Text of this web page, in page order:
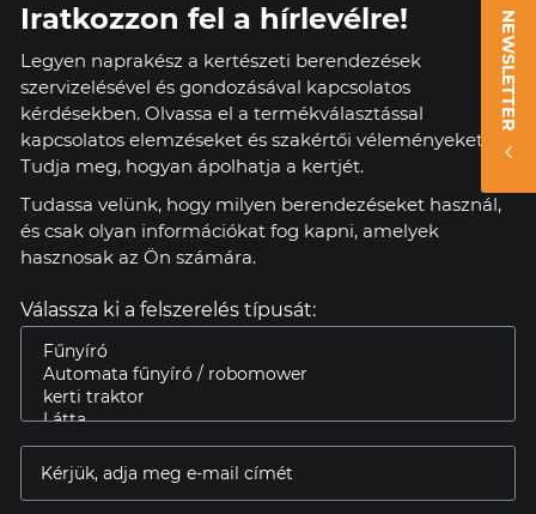
NEWSLETTER
Iratkozzon fel a hírlevélre!
Legyen naprakész a kertészeti berendezések
szervizelésével és gondozásával kapcsolatos
kérdésekben. Olvassa el a termékválasztással
kapcsolatos elemzéseket és szakértői véleményeket.
Tudja meg, hogyan ápolhatja a kertjét.
Tudassa velünk, hogy milyen berendezéseket használ,
és csak olyan információkat fog kapni, amelyek
hasznosak az Ön számára.
Válassza ki a felszerelés típusát: